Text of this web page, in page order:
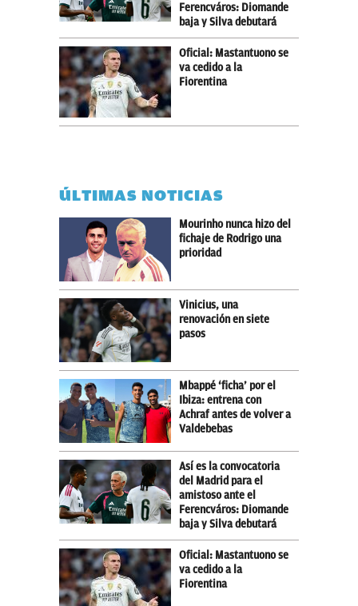
Ferencváros: Diomande
baja y Silva debutará
Oficial: Mastantuono se
va cedido a la
Fiorentina
ÚLTIMAS NOTICIAS
Mourinho nunca hizo del
fichaje de Rodrigo una
prioridad
Vinicius, una
renovación en siete
pasos
Mbappé ‘ficha’ por el
Ibiza: entrena con
Achraf antes de volver a
Valdebebas
Así es la convocatoria
del Madrid para el
amistoso ante el
Ferencváros: Diomande
baja y Silva debutará
Oficial: Mastantuono se
va cedido a la
Fiorentina